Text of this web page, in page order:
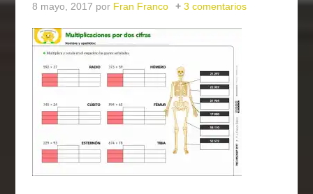
8 mayo, 2017 por Fran Franco 3 comentarios